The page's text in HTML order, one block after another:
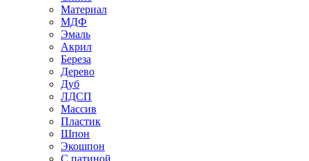
Материал
МДФ
Эмаль
Акрил
Береза
Дерево
Дуб
ЛДСП
Массив
Пластик
Шпон
Экошпон
С патиной